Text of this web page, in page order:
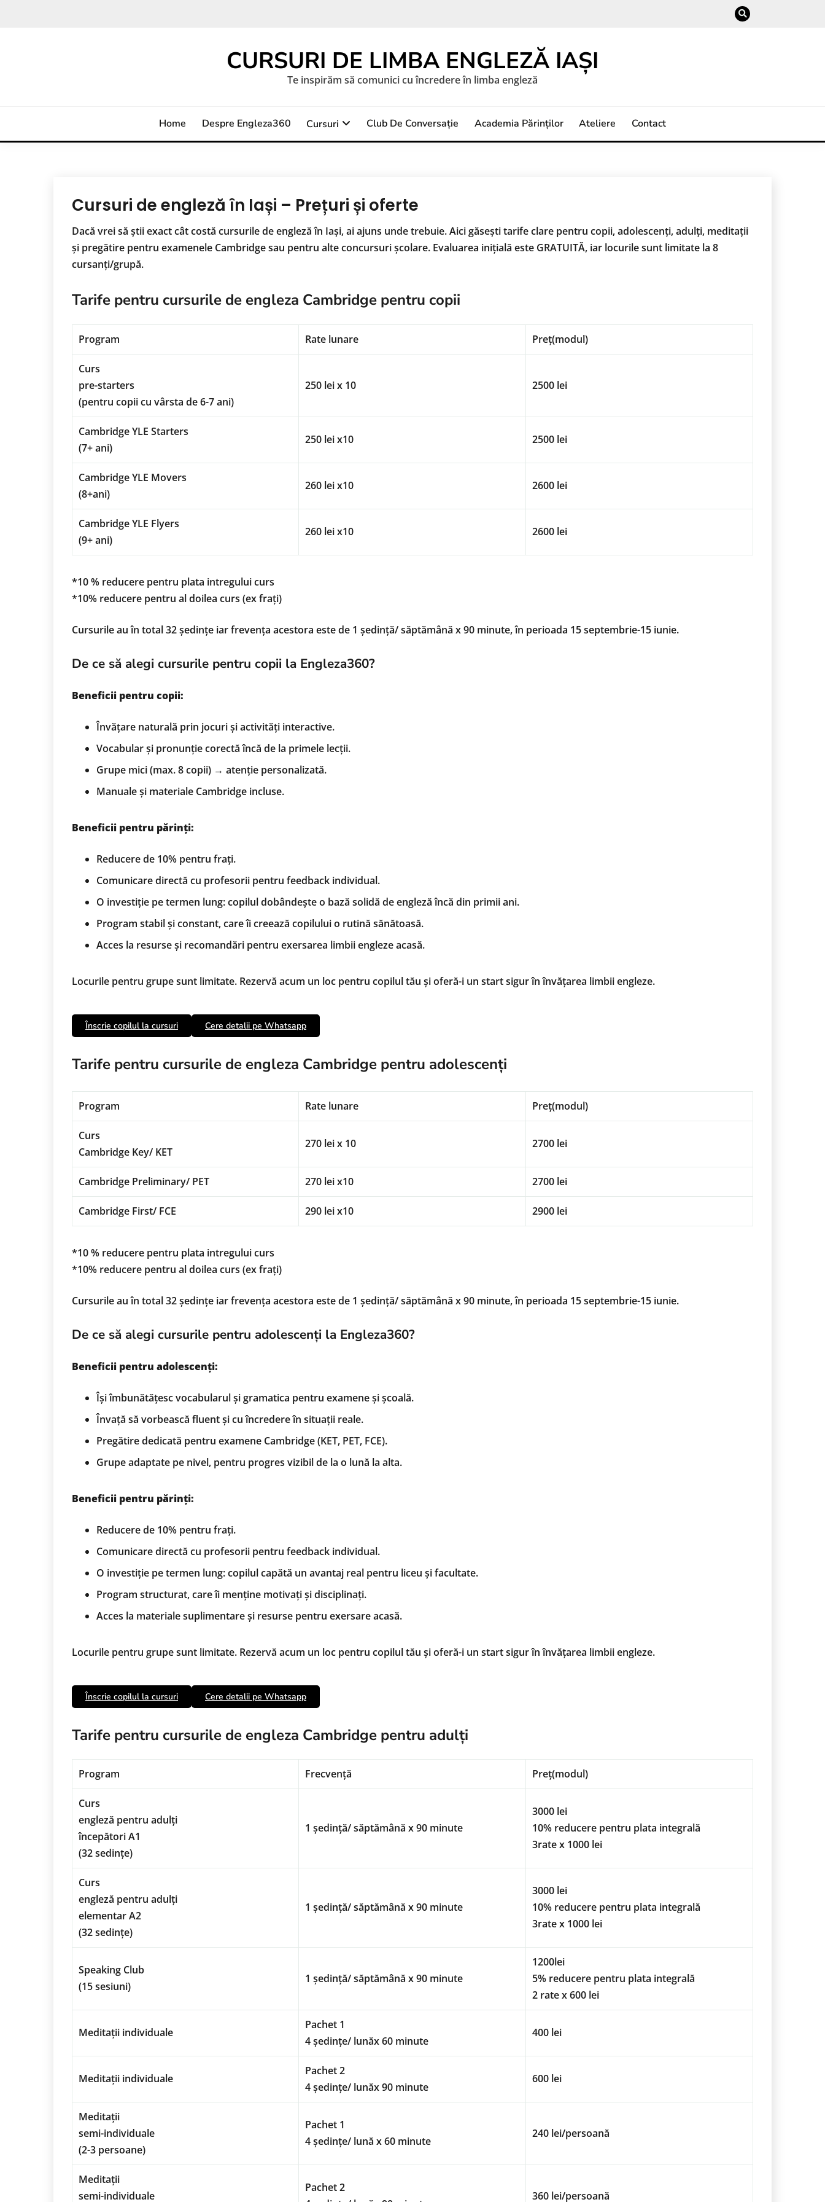
CURSURI DE LIMBA ENGLEZĂ IAȘI
Te inspirăm să comunici cu încredere în limba engleză
Home Despre Engleza360 Cursuri Club De Conversație Academia Părinților Ateliere Contact
Cursuri de engleză în Iași – Prețuri și oferte
Dacă vrei să știi exact cât costă cursurile de engleză în Iași, ai ajuns unde trebuie. Aici găsești tarife clare pentru copii, adolescenți, adulți, meditații
și pregătire pentru examenele Cambridge sau pentru alte concursuri școlare. Evaluarea inițială este GRATUITĂ, iar locurile sunt limitate la 8
cursanți/grupă.
Tarife pentru cursurile de engleza Cambridge pentru copii
Program Rate lunare Preț(modul)
Curs
pre-starters
(pentru copii cu vârsta de 6-7 ani)
250 lei x 10 2500 lei
Cambridge YLE Starters
(7+ ani)
250 lei x10 2500 lei
Cambridge YLE Movers
(8+ani)
260 lei x10 2600 lei
Cambridge YLE Flyers
(9+ ani)
260 lei x10 2600 lei
*10 % reducere pentru plata intregului curs
*10% reducere pentru al doilea curs (ex frați)
Cursurile au în total 32 ședințe iar frevența acestora este de 1 ședință/ săptămână x 90 minute, în perioada 15 septembrie-15 iunie.
De ce să alegi cursurile pentru copii la Engleza360?
Beneficii pentru copii:
Învățare naturală prin jocuri și activități interactive.
Vocabular și pronunție corectă încă de la primele lecții.
Grupe mici (max. 8 copii) → atenție personalizată.
Manuale și materiale Cambridge incluse.
Beneficii pentru părinți:
Reducere de 10% pentru frați.
Comunicare directă cu profesorii pentru feedback individual.
O investiție pe termen lung: copilul dobândește o bază solidă de engleză încă din primii ani.
Program stabil și constant, care îi creează copilului o rutină sănătoasă.
Acces la resurse și recomandări pentru exersarea limbii engleze acasă.
Locurile pentru grupe sunt limitate. Rezervă acum un loc pentru copilul tău și oferă-i un start sigur în învățarea limbii engleze.
Înscrie copilul la cursuri Cere detalii pe Whatsapp
Tarife pentru cursurile de engleza Cambridge pentru adolescenți
Program Rate lunare Preț(modul)
Curs
Cambridge Key/ KET
270 lei x 10 2700 lei
Cambridge Preliminary/ PET 270 lei x10 2700 lei
Cambridge First/ FCE 290 lei x10 2900 lei
*10 % reducere pentru plata intregului curs
*10% reducere pentru al doilea curs (ex frați)
Cursurile au în total 32 ședințe iar frevența acestora este de 1 ședință/ săptămână x 90 minute, în perioada 15 septembrie-15 iunie.
De ce să alegi cursurile pentru adolescenți la Engleza360?
Beneficii pentru adolescenți:
Își îmbunătățesc vocabularul și gramatica pentru examene și școală.
Învață să vorbească fluent și cu încredere în situații reale.
Pregătire dedicată pentru examene Cambridge (KET, PET, FCE).
Grupe adaptate pe nivel, pentru progres vizibil de la o lună la alta.
Beneficii pentru părinți:
Reducere de 10% pentru frați.
Comunicare directă cu profesorii pentru feedback individual.
O investiție pe termen lung: copilul capătă un avantaj real pentru liceu și facultate.
Program structurat, care îi menține motivați și disciplinați.
Acces la materiale suplimentare și resurse pentru exersare acasă.
Locurile pentru grupe sunt limitate. Rezervă acum un loc pentru copilul tău și oferă-i un start sigur în învățarea limbii engleze.
Înscrie copilul la cursuri Cere detalii pe Whatsapp
Tarife pentru cursurile de engleza Cambridge pentru adulți
Program Frecvență Preț(modul)
Curs
engleză pentru adulți
începători A1
(32 sedințe)
1 ședință/ săptămână x 90 minute
3000 lei
10% reducere pentru plata integrală
3rate x 1000 lei
Curs
engleză pentru adulți
elementar A2
(32 sedințe)
1 ședință/ săptămână x 90 minute
3000 lei
10% reducere pentru plata integrală
3rate x 1000 lei
Speaking Club
(15 sesiuni)
1 ședință/ săptămână x 90 minute
1200lei
5% reducere pentru plata integrală
2 rate x 600 lei
Meditații individuale
Pachet 1
4 ședințe/ lunăx 60 minute
400 lei
Meditații individuale
Pachet 2
4 ședințe/ lunăx 90 minute
600 lei
Meditații
semi-individuale
(2-3 persoane)
Pachet 1
4 ședințe/ lună x 60 minute
240 lei/persoană
Meditații
semi-individuale
Pachet 2
360 lei/persoană